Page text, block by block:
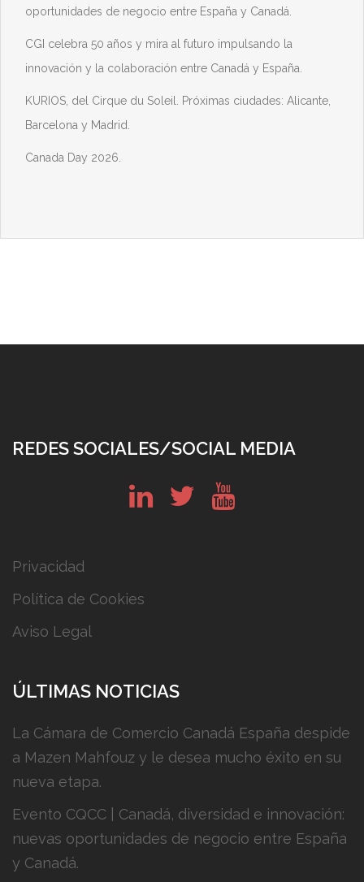
oportunidades de negocio entre España y Canadá.
CGI celebra 50 años y mira al futuro impulsando la
innovación y la colaboración entre Canadá y España.
KURIOS, del Cirque du Soleil. Próximas ciudades: Alicante,
Barcelona y Madrid.
Canada Day 2026.
REDES SOCIALES/SOCIAL MEDIA
Privacidad
Política de Cookies
Aviso Legal
ÚLTIMAS NOTICIAS
La Cámara de Comercio Canadá España despide
a Mazen Mahfouz y le desea mucho éxito en su
nueva etapa.
Evento CQCC | Canadá, diversidad e innovación:
nuevas oportunidades de negocio entre España
y Canadá.